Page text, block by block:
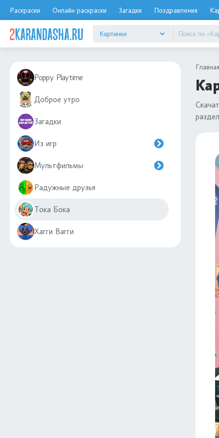
Раскраски Онлайн раскраски Загадки Поздравления
Poppy Playtime
Доброе утро
Загадки
Из игр
Мультфильмы
Радужные друзья
Тока Бока
Хагги Вагги
Главная